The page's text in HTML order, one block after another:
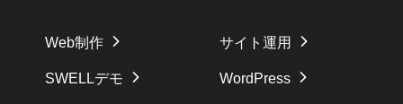
Web制作 サイト運用
SWELLデモ WordPress